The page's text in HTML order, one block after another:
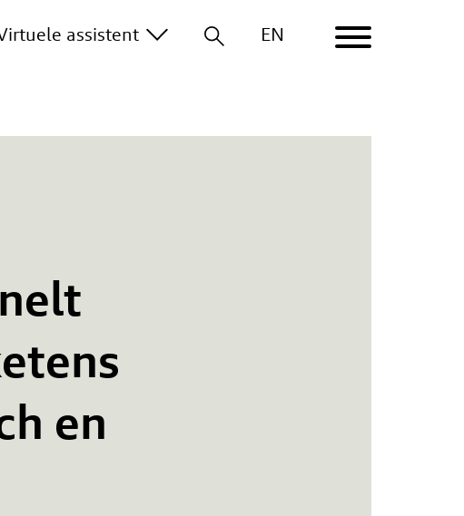
EN
assistent
en